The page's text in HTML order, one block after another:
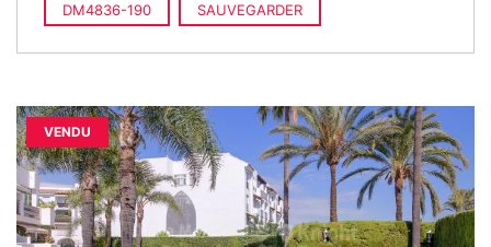
DM4836-190 SAUVEGARDER
VENDU